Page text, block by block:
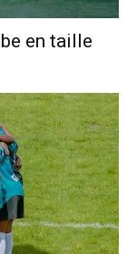
en taille